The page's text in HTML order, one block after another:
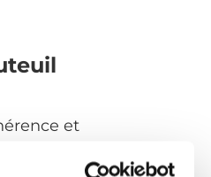
et
pousser plutôt